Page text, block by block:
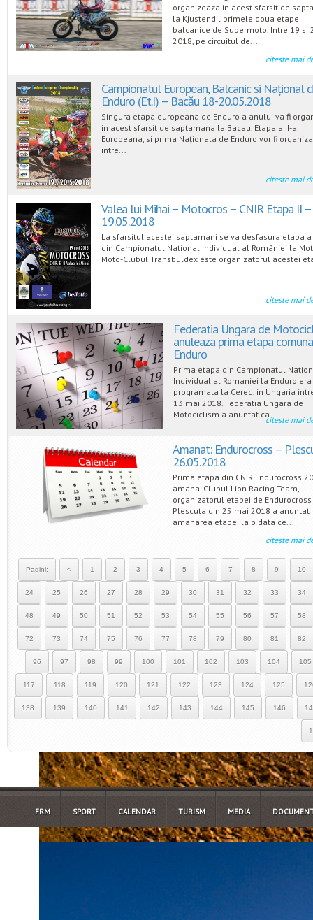
organizeaza in acest sfarsit de
la Kjustendil primele doua etape
balcanice de Supermoto. Intre 19 si
2018, pe circuitul de...
citeste mai
Campionatul European, Balcanic si Național
Enduro (Et.I) – Bacău 18-20.05.2018
Singura etapa europeana de Enduro a anului va fi
in acest sfarsit de saptamana la Bacau. Etapa a II-a
Europeana, si prima Naționala de Enduro vor fi
intre...
citeste mai
Valea lui Mihai – Motocros – CNIR Etapa II –
19.05.2018
La sfarsitul acestei saptamani se va desfasura etapa a
din Campionatul National Individual al României la
Moto-Clubul Transbuldex este organizatorul acestei
citeste mai
Federatia Ungara de
anuleaza prima etapa
Enduro
Prima etapa din Campionatul
Individual al Romaniei la Enduro era
programata la Cered, in Ungaria
13 mai 2018. Federatia Ungara de
Motociclism a anuntat ca...
citeste mai
Amanat: Endurocross –
26.05.2018
Prima etapa din CNIR Endurocross
amana. Clubul Lion Racing Team,
organizatorul etapei de
Plescuta din 25 mai 2018 a anuntat
amanarea etapei la o data ce...
citeste mai
Pagini: < 1 2 3 4 5 6 7 8 9 10
24 25 26 27 28 29 30 31 32 33 34
48 49 50 51 52 53 54 55 56 57 58
72 73 74 75 76 77 78 79 80 81 82
96 97 98 99 100 101 102 103 104 105
117 118 119 120 121 122 123 124 125
138 139 140 141 142 143 144 145 146
FRM SPORT CALENDAR TURISM MEDIA